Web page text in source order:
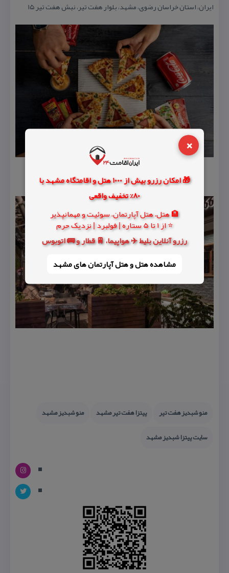
×
🎁 امکان رزرو بیش از 1000 هتل و اقامتگاه مشهد با
80% تخفیف واقعی
🏨 هتل، هتل آپارتمان، سوئیت و مهمانپذیر
⭐ از 1 تا 5 ستاره | فولبرد | نزدیک حرم
رزرو آنلاین بلیط ✈️ هواپیما، 🚆 قطار و 🚌 اتوبوس
مشاهده هتل و هتل‌ آپارتمان های مشهد
ایران، استان خراسان رضوی، مشهد، بلوار هفت تیر، نبش هفت تیر ۱۵
منو شبدیز هفت تیر پیتزا هفت تیر مشهد
منو شبدیز مشهد
سایت پیتزا شبدیز مشهد